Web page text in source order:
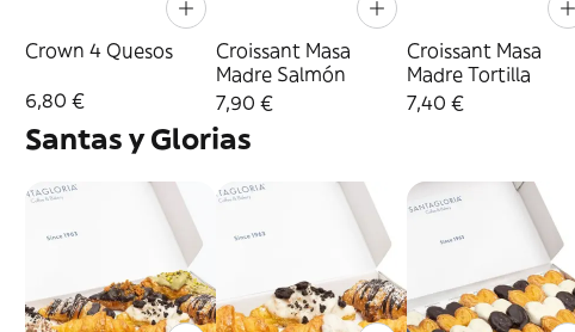
Crown 4 Quesos
6,80 €
Croissant Masa
Madre Salmón
7,90 €
Croissant Masa
Madre Tortilla
7,40 €
Santas y Glorias